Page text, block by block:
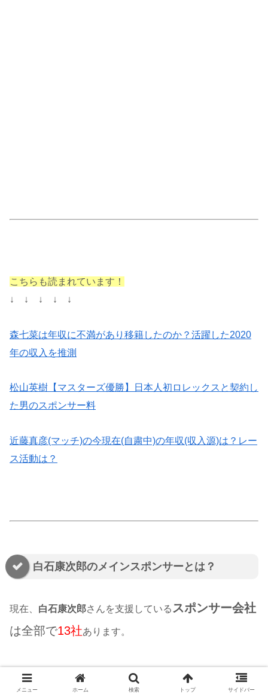
こちらも読まれています！
↓ ↓ ↓ ↓ ↓
森七菜は年収に不満があり移籍したのか？活躍した2020
年の収入を推測
松山英樹【マスターズ優勝】日本人初ロレックスと契約し
た男のスポンサー料
近藤真彦(マッチ)の今現在(自粛中)の年収(収入源)は？レー
ス活動は？
白石康次郎のメインスポンサーとは？
現在、 白石康次郎さんを支援している スポンサー会社
は全部で13社あります。
メニュー ホーム 検索 トップ サイドバー